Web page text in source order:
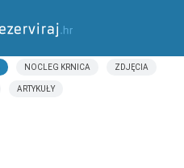
NOCLEG KRNICA ZDJĘCIA
ARTYKUŁY